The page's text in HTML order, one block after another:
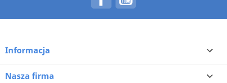
Informacja 
Nasza firma 